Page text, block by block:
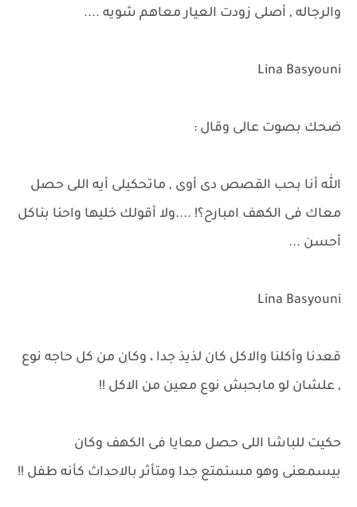
والرجاله , أصلى زودت العيار معاهم شويه ....
Lina Basyouni
ضحك بصوت عالى وقال :
الله أنا بحب القصص دى أوى , ماتحكيلى أيه اللى حصل
معاك فى الكهف امبارح؟! ....ولا أقولك خليها واحنا بناكل
أحسن ...
Lina Basyouni
قعدنا وأكلنا والاكل كان لذيذ جدا ، وكان من كل حاجه نوع
, علشان لو مابحبش نوع معين من الاكل !!
حكيت للباشا اللى حصل معايا فى الكهف وكان
بيسمعنى وهو مستمتع جدا ومتأثر بالاحداث كأنه طفل !!